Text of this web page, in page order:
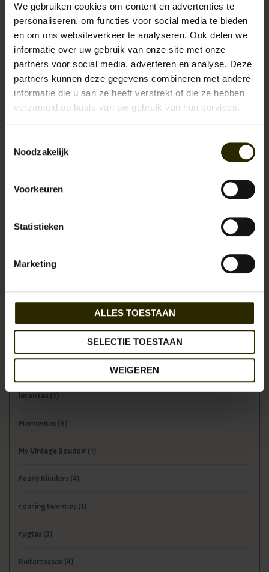
We gebruiken cookies om content en advertenties te
personaliseren, om functies voor social media te bieden
en om ons websiteverkeer te analyseren. Ook delen we
informatie over uw gebruik van onze site met onze
partners voor social media, adverteren en analyse. Deze
partners kunnen deze gegevens combineren met andere
informatie die u aan ze heeft verstrekt of die ze hebben
verzameld op basis van uw gebruik van hun services.
Noodzakelijk
Voorkeuren
Statistieken
Marketing
ALLES TOESTAAN
SELECTIE TOESTAAN
WEIGEREN
Hoe draag je bretels?
Tags
aktetas(5)
boekentas (3)
duurzaam(2)
leren tas(5)
Mannentas (6)
My Vintage Boudoir (1)
Peaky Blinders (4)
roaring twenties (1)
rugtas (3)
Ruitertassen (4)